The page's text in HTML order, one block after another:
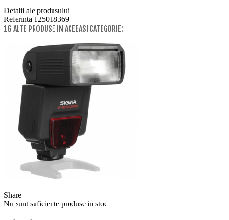
Detalii ale produsului
Referinta 125018369
16 ALTE PRODUSE IN ACEEASI CATEGORIE:
Share
Nu sunt suficiente produse in stoc